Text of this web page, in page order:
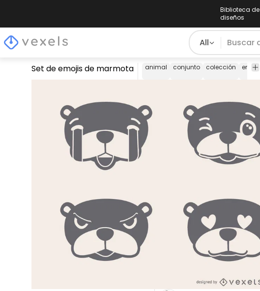
Biblioteca de
diseños
All
Set de emojis de marmota animal conjunto colección emoji